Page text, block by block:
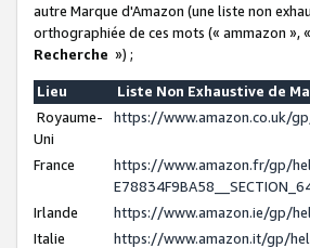
autre Marque d'Amazon (une liste non
orthographiée de ces mots (« ammazon »,
Recherche ») ;
Lieu
Liste Non Exhaustive de
Royaume-
Uni
https://www.amazon.co.uk/
France
https://www.amazon.fr/gp/
Irlande
https://www.amazon.ie/gp/
Italie
https://www.amazon.it/gp/